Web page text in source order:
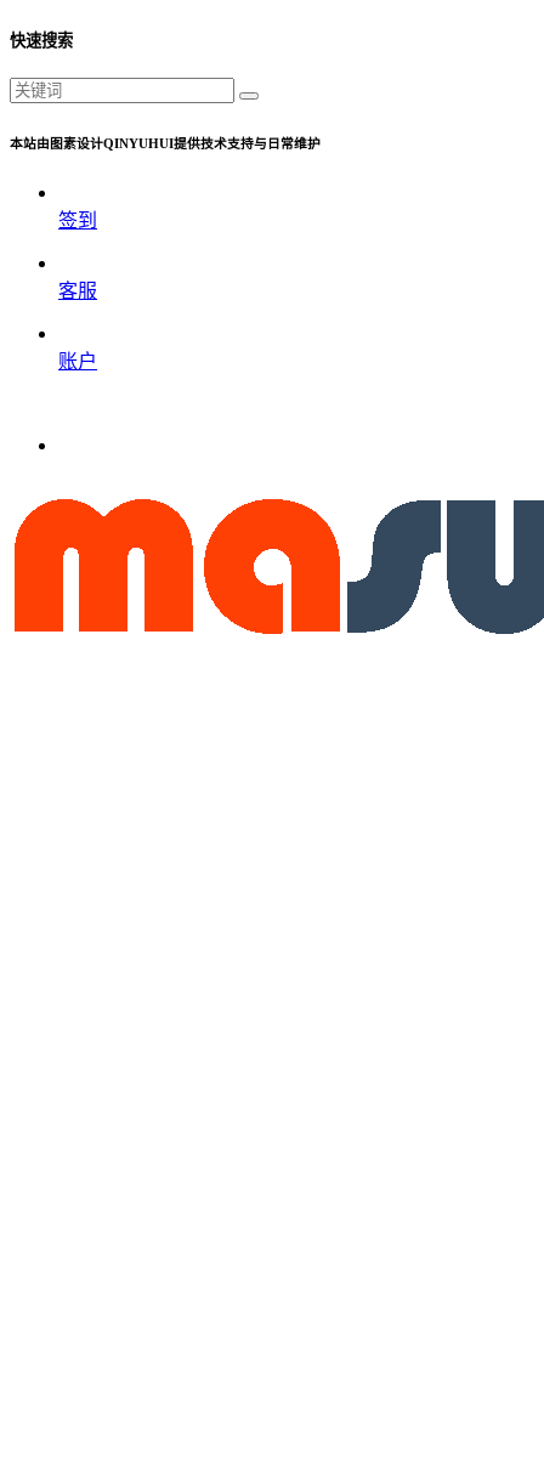
快速搜索
本站由图素设计QINYUHUI提供技术支持与日常维护
签到
客服
账户